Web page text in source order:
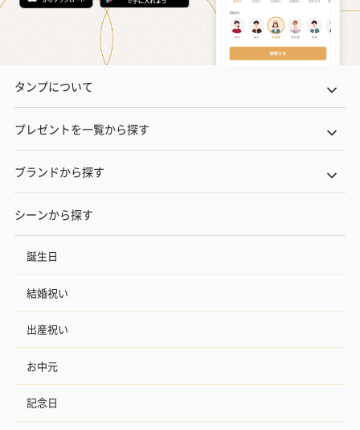
タンプについて
プレゼントを一覧から探す
ブランドから探す
シーンから探す
誕生日
結婚祝い
出産祝い
お中元
記念日